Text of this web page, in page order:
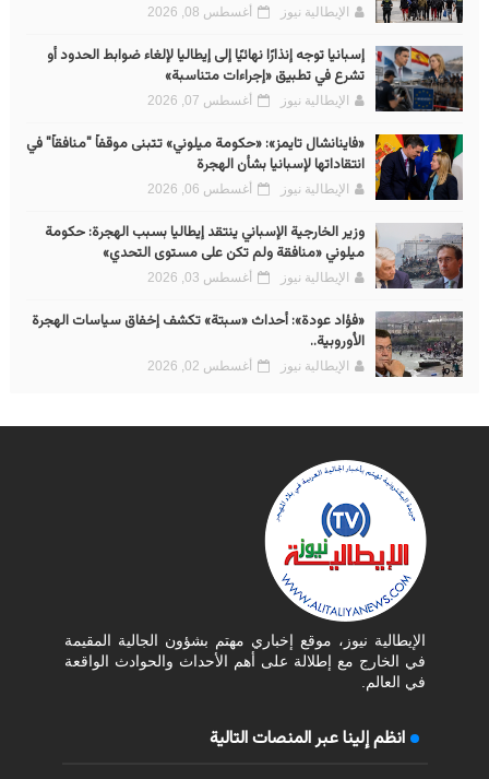
الإيطالية نيوز أغسطس 08, 2026
إسبانيا توجه إنذارًا نهائيًا إلى إيطاليا لإلغاء ضوابط الحدود أو
تشرع في تطبيق «إجراءات متناسبة»
الإيطالية نيوز أغسطس 07, 2026
«فاينانشال تايمز»: «حكومة ميلوني» تتبنى موقفاً "منافقاً" في
انتقاداتها لإسبانيا بشأن الهجرة
الإيطالية نيوز أغسطس 06, 2026
وزير الخارجية الإسباني ينتقد إيطاليا بسبب الهجرة: حكومة
ميلوني «منافقة ولم تكن على مستوى التحدي»
الإيطالية نيوز أغسطس 03, 2026
«فؤاد عودة»: أحداث «سبتة» تكشف إخفاق سياسات الهجرة
الأوروبية..
الإيطالية نيوز أغسطس 02, 2026
الإيطالية نيوز، موقع إخباري مهتم بشؤون الجالية المقيمة
في الخارج مع إطلالة على أهم الأحداث والحوادث الواقعة
في العالم.
انظم إلينا عبر المنصات التالية